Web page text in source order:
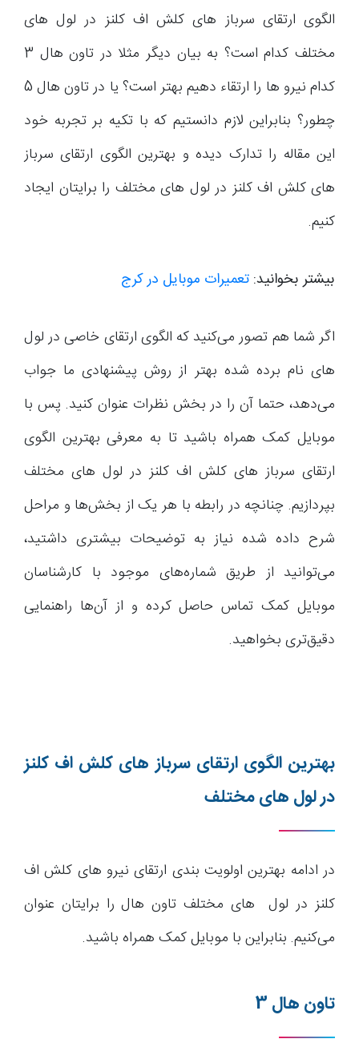
الگوی ارتقای سرباز های کلش اف کلنز در لول های
مختلف کدام است؟ به بیان دیگر مثلا در تاون هال 3
کدام نیرو ها را ارتقاء دهیم بهتر است؟ یا در تاون هال 5
چطور؟ بنابراین لازم دانستیم که با تکیه بر تجربه خود
این مقاله را تدارک دیده و بهترین الگوی ارتقای سرباز
های کلش اف کلنز در لول های مختلف را برایتان ایجاد
کنیم.
بیشتر بخوانید: تعمیرات موبایل در کرج
اگر شما هم تصور می‌کنید که الگوی ارتقای خاصی در لول
های نام برده شده بهتر از روش پیشنهادی ما جواب
می‌دهد، حتما آن را در بخش نظرات عنوان کنید. پس با
موبایل کمک همراه باشید تا به معرفی بهترین الگوی
ارتقای سرباز های کلش اف کلنز در لول های مختلف
بپردازیم. چنانچه در رابطه با هر یک از بخش‌ها و مراحل
شرح داده شده نیاز به توضیحات بیشتری داشتید،
می‌توانید از طریق شماره‌های موجود با کارشناسان
موبایل کمک تماس حاصل کرده و از آن‌ها راهنمایی
دقیق‌تری بخواهید.
بهترین الگوی ارتقای سرباز های کلش اف کلنز
در لول های مختلف
در ادامه بهترین اولویت بندی ارتقای نیرو های کلش اف
کلنز در لول های مختلف تاون هال را برایتان عنوان
می‌کنیم. بنابراین با موبایل کمک همراه باشید.
تاون هال 3